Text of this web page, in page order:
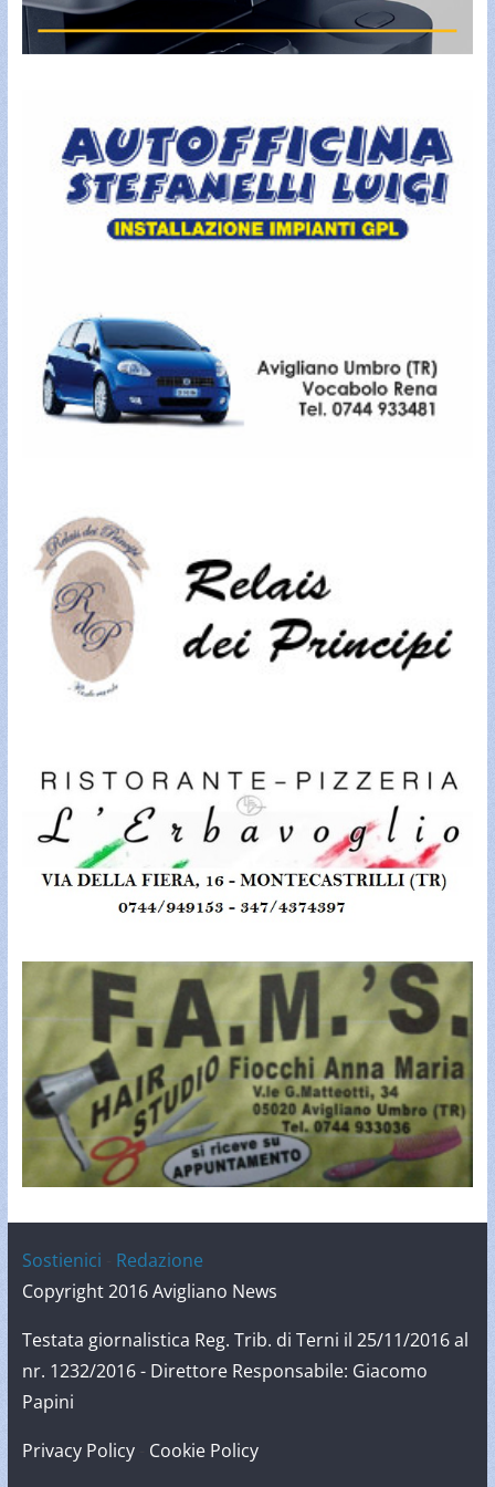
Sostienici
Redazione
Copyright 2016 Avigliano News
Testata giornalistica Reg. Trib. di Terni il 25/11/2016 al
nr. 1232/2016 - Direttore Responsabile: Giacomo
Papini
Privacy Policy- Cookie Policy